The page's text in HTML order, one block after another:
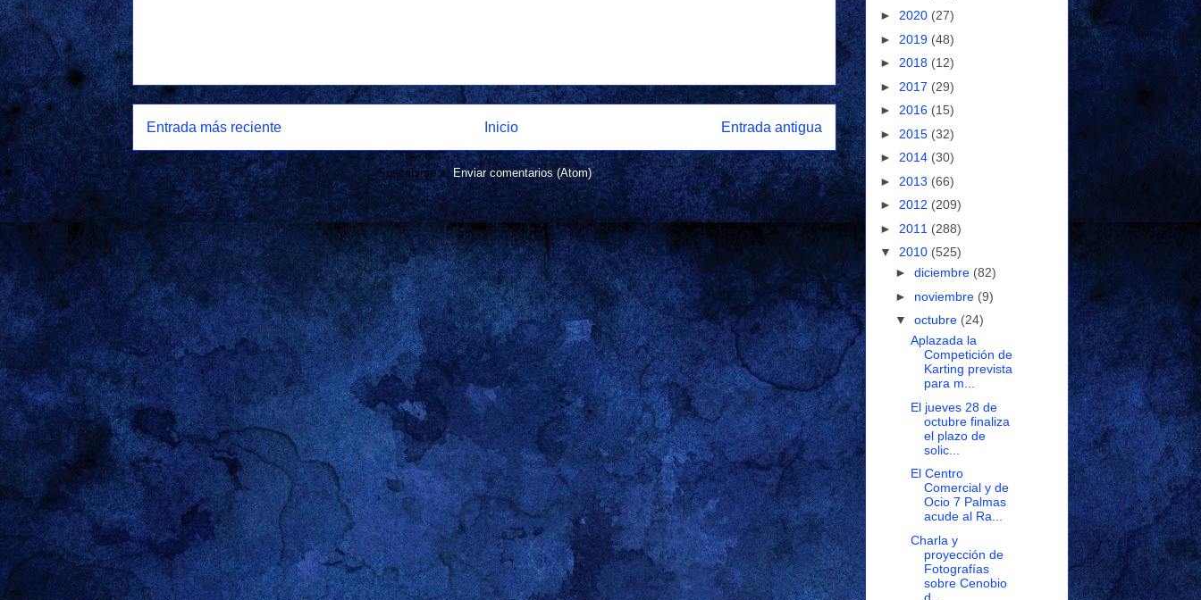
Entrada más reciente Entrada antigua
Inicio
Suscribirse a:Enviar comentarios (Atom)
► 2020 (27)
► 2019 (48)
► 2018 (12)
► 2017 (29)
► 2016 (15)
► 2015 (32)
► 2014 (30)
► 2013 (66)
► 2012 (209)
► 2011 (288)
▼ 2010 (525)
► diciembre (82)
► noviembre (9)
▼ octubre (24)
Aplazada la
Competición de
Karting prevista
para m...
El jueves 28 de
octubre finaliza
el plazo de
solic...
El Centro
Comercial y de
Ocio 7 Palmas
acude al Ra...
Charla y
proyección de
Fotografías
sobre Cenobio
d...